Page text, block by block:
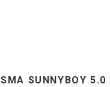
SMA SUNNYBOY 5.0